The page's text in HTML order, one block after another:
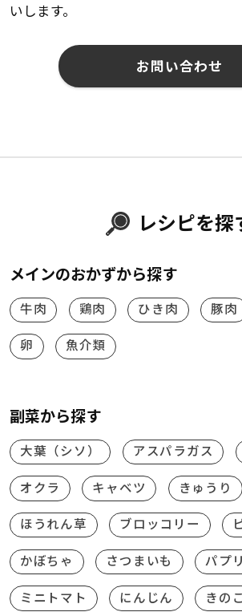
いします。
お問い合わせ
レシピを探
メインのおかずから探す
牛肉 鶏肉 ひき肉 豚肉
卵 魚介類
副菜から探す
大葉（シソ） アスパラガス
オクラ キャベツ きゅうり
ほうれん草 ブロッコリー
かぼちゃ さつまいも パプ
ミニトマト にんじん きのこ